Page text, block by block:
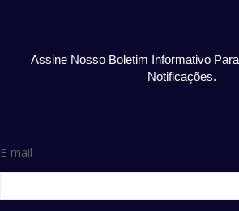
Assine Nosso Boletim Informativo
Notificações.
E-mail